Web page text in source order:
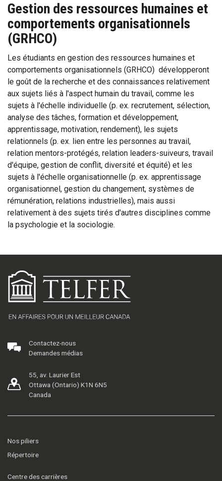
Gestion des ressources humaines et
comportements organisationnels
(GRHCO)
Les étudiants en gestion des ressources humaines et
comportements organisationnels (GRHCO) développeront
le goût de la recherche et des connaissances relativement
aux sujets liés à l'aspect humain du travail, comme les
sujets à l'échelle individuelle (p. ex. recrutement, sélection,
analyse des tâches, formation et développement,
apprentissage, motivation, rendement), les sujets
relationnels (p. ex. lien entre les personnes au travail,
relation mentors-protégés, relation leaders-suiveurs, travail
d'équipe, gestion de conflit, diversité et équité) et les
sujets à l'échelle organisationnelle (p. ex. apprentissage
organisationnel, gestion du changement, systèmes de
rémunération, relations industrielles), mais aussi
relativement à des sujets tirés d'autres disciplines comme
la psychologie et la sociologie.
Contactez-nous
Demandes médias
55, av. Laurier Est
Ottawa (Ontario) K1N 6N5
Canada
Nos piliers
Répertoire
Centre des carrières